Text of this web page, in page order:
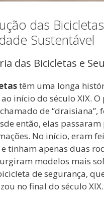
das
Sustentável
das Bicicletas e
têm uma longa
início do século XIX.
de “draisiana”,
então, elas
No início, eram
tinham apenas duas
modelos mais
de segurança,
no final do século XIX.